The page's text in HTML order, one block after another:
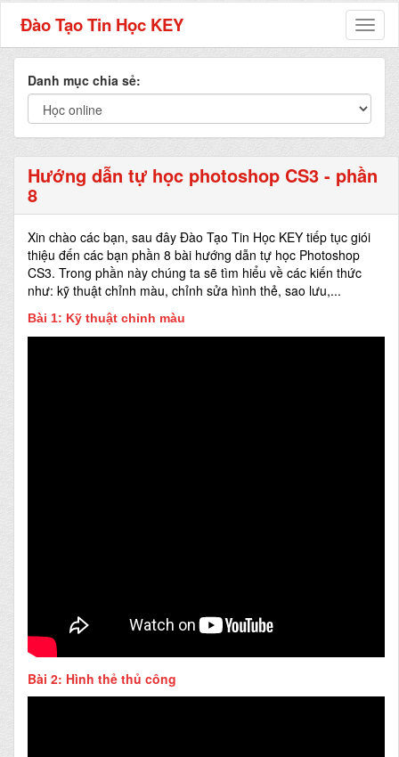
Đào Tạo Tin Học KEY
Danh mục chia sẻ:
Hướng dẫn tự học photoshop CS3 - phần
8
Xin chào các bạn, sau đây Đào Tạo Tin Học KEY tiếp tục giói
thiệu đến các bạn phần 8 bài hướng dẫn tự học Photoshop
CS3. Trong phần này chúng ta sẽ tìm hiểu về các kiến thức
như: kỹ thuật chỉnh màu, chỉnh sửa hình thẻ, sao lưu,...
Bài 1: Kỹ thuật chỉnh màu
Bài 2: Hình thẻ thủ công